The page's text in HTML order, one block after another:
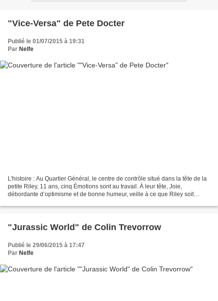
"Vice-Versa" de Pete Docter
Publié le 01/07/2015 à 19:31
Par Nelfe
L'histoire : Au Quartier Général, le centre de contrôle situé dans la tête de la
petite Riley, 11 ans, cinq Émotions sont au travail. À leur tête, Joie,
débordante d’optimisme et de bonne humeur, veille à ce que Riley soit
"Jurassic World" de Colin Trevorrow
Publié le 29/06/2015 à 17:47
Par Nelfe